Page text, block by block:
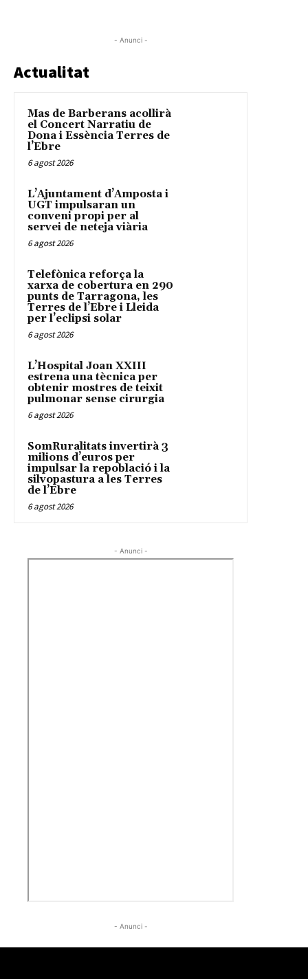
- Anunci -
Actualitat
Mas de Barberans acollirà
el Concert Narratiu de
Dona i Essència Terres de
l’Ebre
6 agost 2026
L’Ajuntament d’Amposta i
UGT impulsaran un
conveni propi per al
servei de neteja viària
6 agost 2026
Telefònica reforça la
xarxa de cobertura en 290
punts de Tarragona, les
Terres de l’Ebre i Lleida
per l’eclipsi solar
6 agost 2026
L’Hospital Joan XXIII
estrena una tècnica per
obtenir mostres de teixit
pulmonar sense cirurgia
6 agost 2026
SomRuralitats invertirà 3
milions d’euros per
impulsar la repoblació i la
silvopastura a les Terres
de l’Ebre
6 agost 2026
- Anunci -
- Anunci -